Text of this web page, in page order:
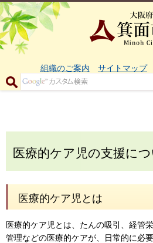
組織のご案内 サイトマップ
医療的ケア児の支援に
医療的ケア児とは
医療的ケア児とは、たんの吸引、経管
管理などの医療的ケアが、日常的に必